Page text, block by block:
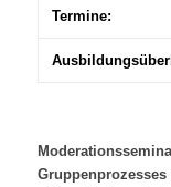
Termine: